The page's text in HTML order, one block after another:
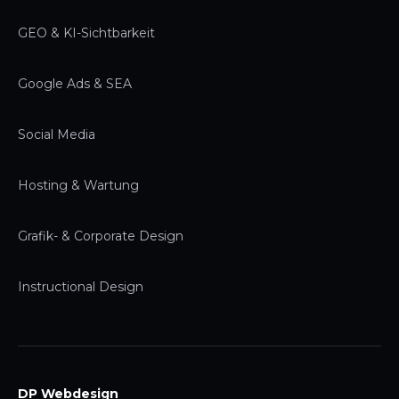
GEO & KI-Sichtbarkeit
Google Ads & SEA
Social Media
Hosting & Wartung
Grafik- & Corporate Design
Instructional Design
DP Webdesign